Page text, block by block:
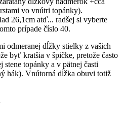
vo vnútri topánky).
26,1cm atď... radšej si vyberte
prípade číslo 40.
odmeranej dĺžky stielky z vašich
byť kratšia v špičke, pretože často
stene topánky a v pätnej časti
hák). Vnútorná dĺžka obuvi totiž